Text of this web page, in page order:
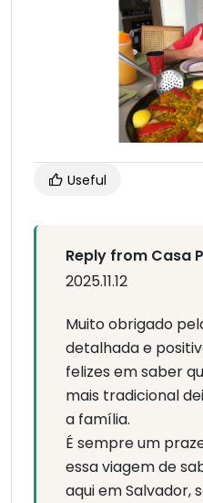
Useful
Reply from Casa
2025.11.12
Muito obrigado
detalhada e
felizes em saber
mais tradicional
a família.
É sempre um
essa viagem de
aqui em Salvador,